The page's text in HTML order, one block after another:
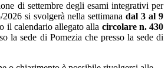
di settembre degli esami integrativi per
si svolgerà nella settimanadal 3 al 9
il calendario allegato alla circolare n. 430
la sede di Pomezia che presso la sede di